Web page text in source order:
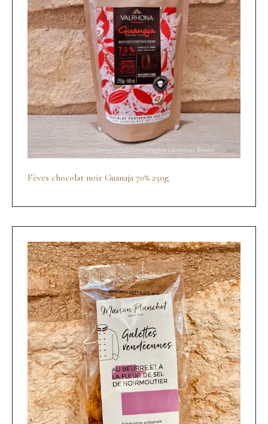
Fèves chocolat noir Guanaja 70% 250g